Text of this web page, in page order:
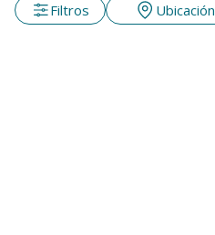
Filtros Ubicación